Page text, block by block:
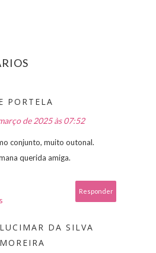
PORTELA
de 2025 às 07:52
conjunto, muito outonal.
querida amiga.
Responder
LUCIMAR DA SILVA
MOREIRA